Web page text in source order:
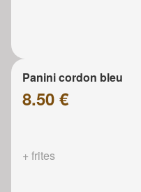
Panini cordon bleu
8.50 €
+ frites